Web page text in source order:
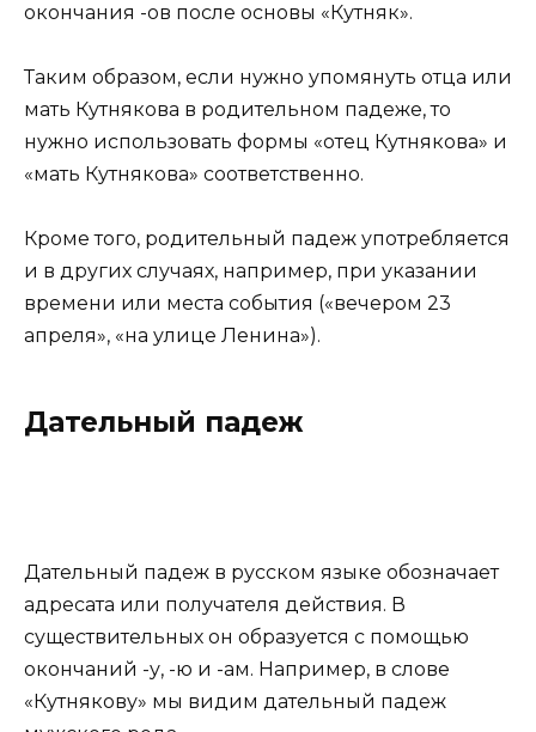
окончания -ов после основы «Кутняк».
Таким образом, если нужно упомянуть отца или
мать Кутнякова в родительном падеже, то
нужно использовать формы «отец Кутнякова» и
«мать Кутнякова» соответственно.
Кроме того, родительный падеж употребляется
и в других случаях, например, при указании
времени или места события («вечером 23
апреля», «на улице Ленина»).
Дательный падеж
Дательный падеж в русском языке обозначает
адресата или получателя действия. В
существительных он образуется с помощью
окончаний -у, -ю и -ам. Например, в слове
«Кутнякову» мы видим дательный падеж